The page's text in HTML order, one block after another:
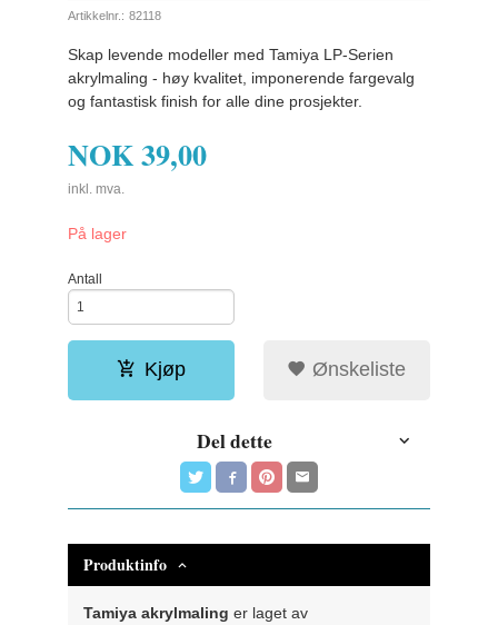
Artikkelnr.: 82118
Skap levende modeller med Tamiya LP-Serien
akrylmaling - høy kvalitet, imponerende fargevalg
og fantastisk finish for alle dine prosjekter.
NOK39,00
inkl. mva.
På lager
Antall
Kjøp Ønskeliste
Del dette
Produktinfo
Tamiya akrylmaling er laget av